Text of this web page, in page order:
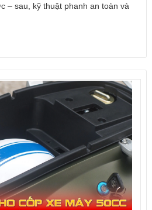
– sau, kỹ thuật phanh an toàn và